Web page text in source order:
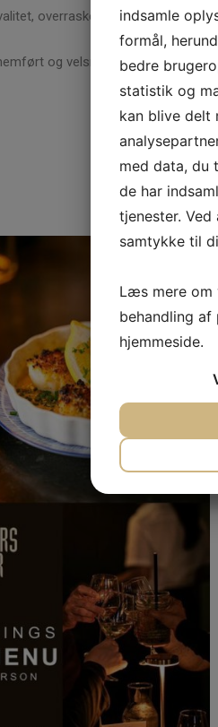
overraskelser og en middag,
og velsmagende aften.
indsamle
formål,
bedre
statistik og
kan blive delt
med data, du
de har
tjenester.
samtykke til
Læs mere om
behandling af
hjemmeside.